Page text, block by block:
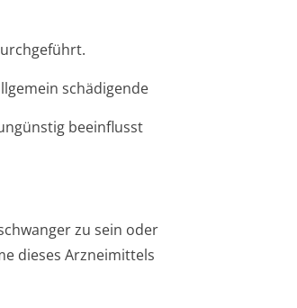
schädigende
beeinflusst
zu sein oder
dieses Arzneimittels